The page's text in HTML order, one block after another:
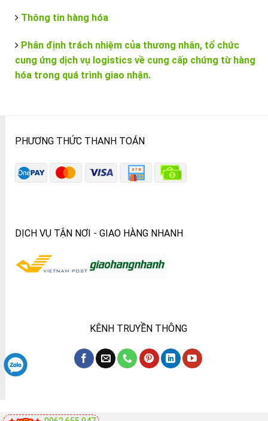
Thông tin hàng hóa
Phân định trách nhiệm của thương nhân, tổ chức
cung ứng dịch vụ logistics về cung cấp chứng từ hàng
hóa trong quá trình giao nhận.
PHƯƠNG THỨC THANH TOÁN
DỊCH VỤ TẬN NƠI - GIAO HÀNG NHANH
KÊNH TRUYỀN THÔNG